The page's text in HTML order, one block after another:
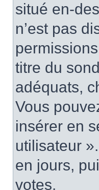
situé en-
n’est pas
titre du
adéquats,
Vous
insérer en
utilisateur
en jours,
votes.